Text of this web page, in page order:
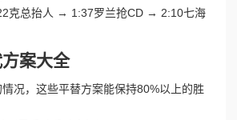
克总抬人 → 1:37罗兰抢CD → 2:10七海
案大全
况，这些平替方案能保持80%以上的胜